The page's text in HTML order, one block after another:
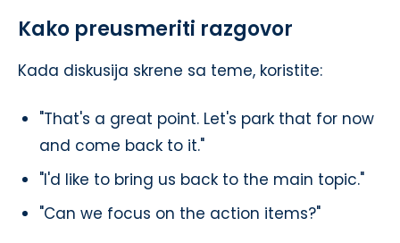
Kako preusmeriti razgovor
Kada diskusija skrene sa teme, koristite:
"That's a great point. Let's park that for now
and come back to it."
"I'd like to bring us back to the main topic."
"Can we focus on the action items?"